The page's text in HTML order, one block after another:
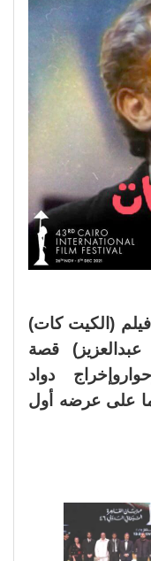
(الكيت كات)
قصة
دواد
بمناسبة مرور 30 عاما على عرضه أول